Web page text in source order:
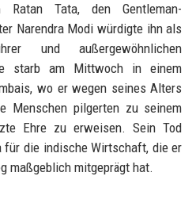
Tata, den Gentleman-
Narendra Modi würdigte ihn als
und außergewöhnlichen
starb am Mittwoch in einem
wo er wegen seines Alters
Menschen pilgerten zu seinem
Ehre zu erweisen. Sein Tod
für die indische Wirtschaft, die er
maßgeblich mitgeprägt hat.